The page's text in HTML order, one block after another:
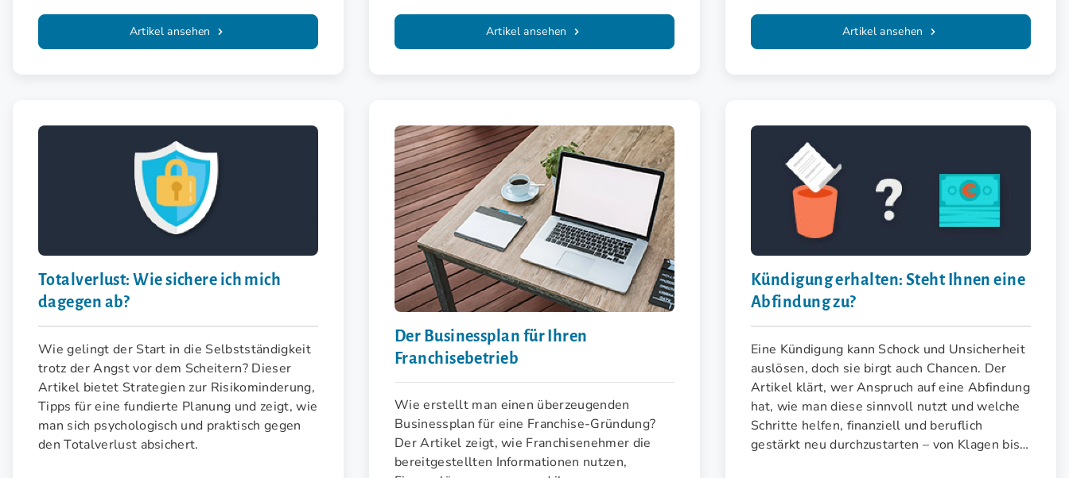
Artikel ansehen Artikel ansehen Artikel ansehen
Totalverlust: Wie sichere ich mich
dagegen ab?
Wie gelingt der Start in die Selbstständigkeit
trotz der Angst vor dem Scheitern? Dieser
Artikel bietet Strategien zur Risikominderung,
Tipps für eine fundierte Planung und zeigt, wie
man sich psychologisch und praktisch gegen
den Totalverlust absichert.
Der Businessplan für Ihren
Franchisebetrieb
Wie erstellt man einen überzeugenden
Businessplan für eine Franchise-Gründung?
Der Artikel zeigt, wie Franchisenehmer die
bereitgestellten Informationen nutzen,
Kündigung erhalten: Steht Ihnen eine
Abfindung zu?
Eine Kündigung kann Schock und Unsicherheit
auslösen, doch sie birgt auch Chancen. Der
Artikel klärt, wer Anspruch auf eine Abfindung
hat, wie man diese sinnvoll nutzt und welche
Schritte helfen, finanziell und beruflich
gestärkt neu durchzustarten – von Klagen bis